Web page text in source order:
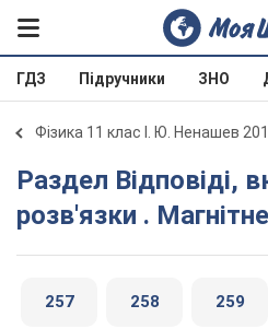
ГДЗ Підручники ЗНО
Фізика 11 клас І. Ю. Ненашев
Раздел Відповіді, вказівки та
розв'язки .
257 258 259